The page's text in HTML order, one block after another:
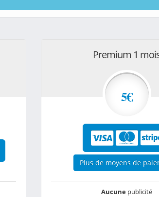
Premium 1
5€
Plus de moyens de
Aucune publicité